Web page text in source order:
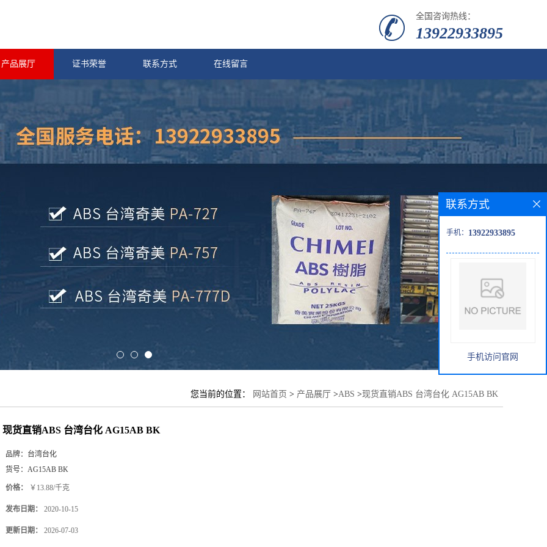
全国咨询热线：
13922933895
产品展厅 证书荣誉 联系方式 在线留言
您当前的位置： 网站首页 > 产品展厅 >ABS >现货直销ABS 台湾台化 AG15AB BK
现货直销ABS 台湾台化 AG15AB BK
品牌： 台湾台化
货号： AG15AB BK
价格： ￥13.88/千克
发布日期： 2020-10-15
更新日期： 2026-07-03
联系方式
手机： 13922933895
手机访问官网